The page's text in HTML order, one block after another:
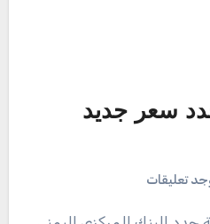
سعر جديد
تعليقات